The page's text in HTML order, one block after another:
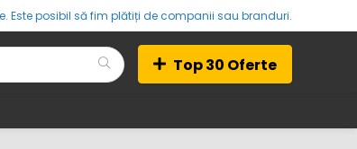
Este posibil să fim plătiți de companii sau branduri.
Top 30 Oferte